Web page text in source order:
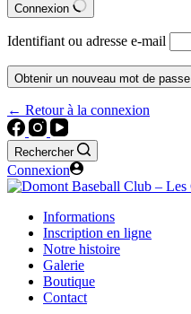
Connexion
Identifiant ou adresse e-mail
Obtenir un nouveau mot de passe
← Retour à la connexion
Rechercher
Connexion
Informations
Inscription en ligne
Notre histoire
Galerie
Boutique
Contact